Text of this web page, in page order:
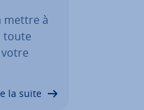
mettre à
toute
la suite